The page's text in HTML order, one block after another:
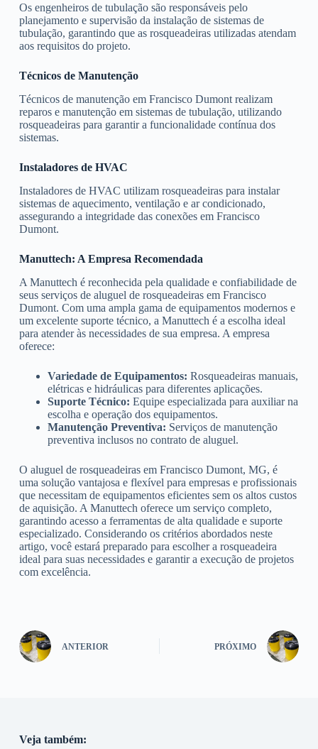
Os engenheiros de tubulação são responsáveis pelo
planejamento e supervisão da instalação de sistemas de
tubulação, garantindo que as rosqueadeiras utilizadas atendam
aos requisitos do projeto.
Técnicos de Manutenção
Técnicos de manutenção em Francisco Dumont realizam
reparos e manutenção em sistemas de tubulação, utilizando
rosqueadeiras para garantir a funcionalidade contínua dos
sistemas.
Instaladores de HVAC
Instaladores de HVAC utilizam rosqueadeiras para instalar
sistemas de aquecimento, ventilação e ar condicionado,
assegurando a integridade das conexões em Francisco
Dumont.
Manuttech: A Empresa Recomendada
A Manuttech é reconhecida pela qualidade e confiabilidade de
seus serviços de aluguel de rosqueadeiras em Francisco
Dumont. Com uma ampla gama de equipamentos modernos e
um excelente suporte técnico, a Manuttech é a escolha ideal
para atender às necessidades de sua empresa. A empresa
oferece:
Variedade de Equipamentos: Rosqueadeiras manuais,
elétricas e hidráulicas para diferentes aplicações.
Suporte Técnico: Equipe especializada para auxiliar na
escolha e operação dos equipamentos.
Manutenção Preventiva: Serviços de manutenção
preventiva inclusos no contrato de aluguel.
O aluguel de rosqueadeiras em Francisco Dumont, MG, é
uma solução vantajosa e flexível para empresas e profissionais
que necessitam de equipamentos eficientes sem os altos custos
de aquisição. A Manuttech oferece um serviço completo,
garantindo acesso a ferramentas de alta qualidade e suporte
especializado. Considerando os critérios abordados neste
artigo, você estará preparado para escolher a rosqueadeira
ideal para suas necessidades e garantir a execução de projetos
com excelência.
ANTERIOR PRÓXIMO
Veja também: